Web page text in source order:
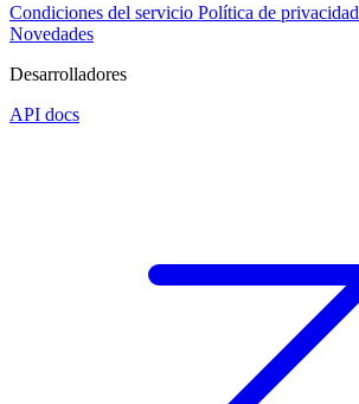
Condiciones del servicio Política de privacidad
Novedades
Desarrolladores
API docs